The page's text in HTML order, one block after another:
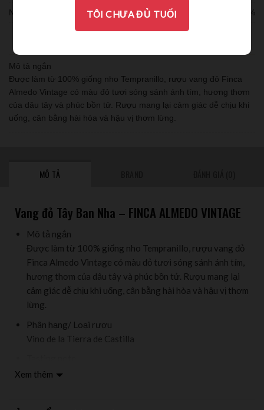
Nồng độ: 12,5%
Mô tả ngắn
Được làm từ 100% giống nho Tempranillo, rượu vang đỏ Finca
Almedo Vintage có màu đỏ tươi sóng sánh ánh tím, hương thơm
của dâu tây và phúc bồn tử. Rượu mang lại cảm giác dễ chịu khi
uống, cân bằng hài hòa và hậu vị thơm lừng.
MÔ TẢ
Vang đỏ Tây Ban Nha – FINCA ALMEDO VINTAGE
Mô tả ngắn
Được làm từ 100% giống nho Tempranillo, rượu vang đỏ
Finca Almedo Vintage có màu đỏ tươi sóng sánh ánh tím,
hương thơm của dâu tây và phúc bồn tử. Rượu mang lại
cảm giác dễ chịu khi uống, cân bằng hài hòa và hậu vị thơm
lừng.
Phân hạng/ Loại rượu
Vino de la Tierra de Castilla
Trong vòm miệng, rượu cho cảm giác tươi mới, cân bằng
Xem thêm
TÔI CHƯA ĐỦ TUỔI